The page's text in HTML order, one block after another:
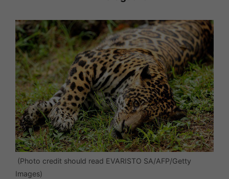
(Photo credit should read EVARISTO SA/AFP/Getty
Images)